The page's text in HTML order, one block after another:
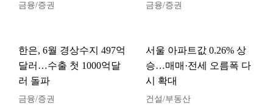
금융/증권 금융/증권
한은, 6월 경상수지 497억
달러…수출 첫 1000억달
러 돌파
금융/증권
서울 아파트값 0.26% 상
승…매매·전세 오름폭 다
시 확대
건설/부동산